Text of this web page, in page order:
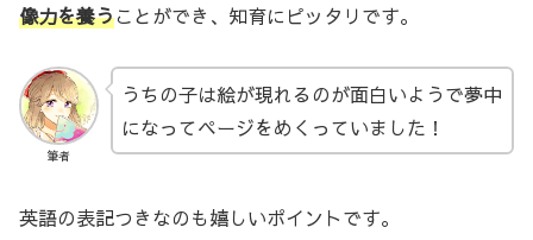
像力を養うことができ、知育にピッタリです。
筆者
うちの子は絵が現れるのが面白いようで夢中
になってページをめくっていました！
英語の表記つきなのも嬉しいポイントです。